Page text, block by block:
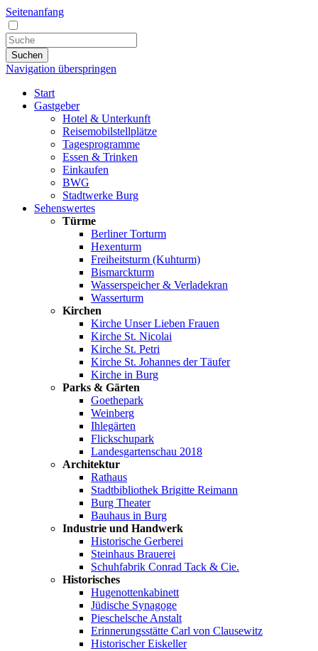
Seitenanfang
Suchen
Navigation überspringen
Start
Gastgeber
Hotel & Unterkunft
Reisemobilstellplätze
Tagesprogramme
Essen & Trinken
Einkaufen
BWG
Stadtwerke Burg
Sehenswertes
Türme
Berliner Torturm
Hexenturm
Freiheitsturm (Kuhturm)
Bismarckturm
Wasserspeicher & Verladekran
Wasserturm
Kirchen
Kirche Unser Lieben Frauen
Kirche St. Nicolai
Kirche St. Petri
Kirche St. Johannes der Täufer
Kirche in Burg
Parks & Gärten
Goethepark
Weinberg
Ihlegärten
Flickschupark
Landesgartenschau 2018
Architektur
Rathaus
Stadtbibliothek Brigitte Reimann
Burg Theater
Bauhaus in Burg
Industrie und Handwerk
Historische Gerberei
Steinhaus Brauerei
Schuhfabrik Conrad Tack & Cie.
Historisches
Hugenottenkabinett
Jüdische Synagoge
Pieschelsche Anstalt
Erinnerungsstätte Carl von Clausewitz
Historischer Eiskeller